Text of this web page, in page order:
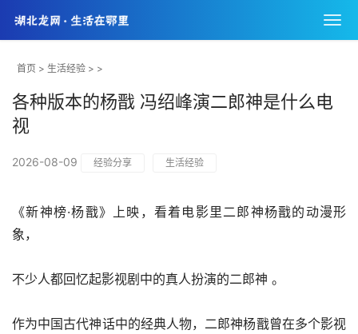
首页 > 生活经验 > >
各种版本的杨戬 冯绍峰演二郎神是什么电
视
2026-08-09 经验分享 生活经验
《新神榜·杨戬》上映，看着电影里二郎神杨戬的动漫形
象，
不少人都回忆起影视剧中的真人扮演的二郎神 。
作为中国古代神话中的经典人物，二郎神杨戬曾在多个影视